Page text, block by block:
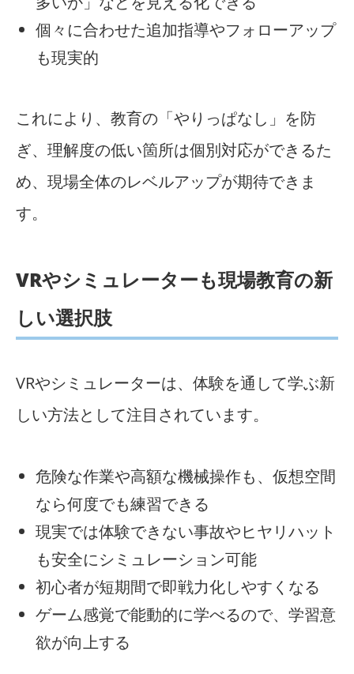
個々に合わせた追加指導やフォローアップ
も現実的
これにより、教育の「やりっぱなし」を防
ぎ、理解度の低い箇所は個別対応ができるた
め、現場全体のレベルアップが期待できま
す。
VRやシミュレーターも現場教育の新
しい選択肢
VRやシミュレーターは、体験を通して学ぶ新
しい方法として注目されています。
危険な作業や高額な機械操作も、仮想空間
なら何度でも練習できる
現実では体験できない事故やヒヤリハット
も安全にシミュレーション可能
初心者が短期間で即戦力化しやすくなる
ゲーム感覚で能動的に学べるので、学習意
欲が向上する